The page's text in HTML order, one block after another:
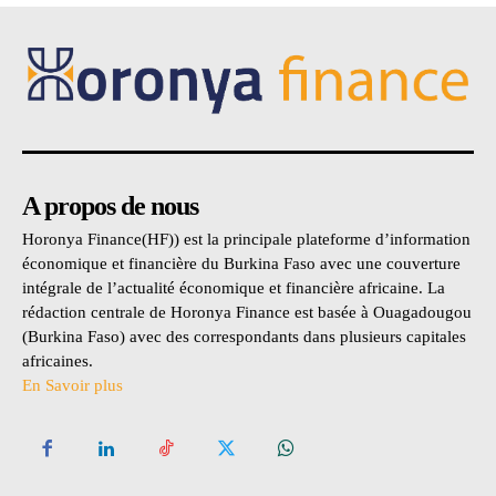
A propos de nous
Horonya Finance(HF)) est la principale plateforme d’information
économique et financière du Burkina Faso avec une couverture
intégrale de l’actualité économique et financière africaine. La
rédaction centrale de Horonya Finance est basée à Ouagadougou
(Burkina Faso) avec des correspondants dans plusieurs capitales
africaines.
En Savoir plus